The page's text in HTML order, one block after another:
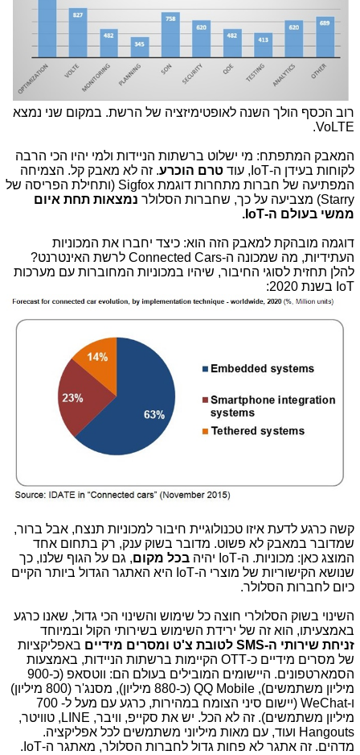
רוב הכסף הולך השנה לאופטימיזציה של הרשת. במקום שני נמצא
VoLTE.
המאבק המתפתח: מי ישלוט ברשתות הניידות ולמי יהיו הכי הרבה
לקוחות בעידן ה-IoT, עוד
טרם הוכרע. זה לא מאבק קל. הצמיחה
המפתיעה של חברות מתחרות דוגמת Sigfox (ותחילת הפריסה של
Starry) מצביעה על כך, שחברות הסלולר
נמצאות תחת איום
ממשי בעולם ה-IoT.
דוגמה מובהקת למאבק הזה הוא: כיצד יחברו את המכוניות
העתידיות, מה שמכונה ה-Connected Cars לרשת האינטרנט?
להלן תחזית לסוגי החיבור, שיהיו במכוניות המחוברות עם מערכות
IoT בשנת 2020:
קשה כרגע לדעת איזו טכנולוגיית חיבור למכוניות תנצח, אבל ברור,
שמדובר במאבק לא פשוט. מדובר בשוק ענק, רק בתחום אחד
המוצג כאן: מכוניות. ה-IoT יהיה
בכל מקום, גם על הגוף שלנו, כך
שנושא הקישוריות של מוצרי ה-IoT היא האתגר הגדול ביותר הקיים
כיום לחברות הסלולר.
השינוי בשוק הסלולרי חוצה כל שימוש והשינוי הכי גדול, שאנו כרגע
באמצעיתו, הוא זה של ירידת השימוש בשירותי הקול ובמיוחד
זניחת שירותי ה-SMS לטובת צ'ט ומסרים מידיים
באפליקציות
של מסרים מידיים כ-OTT הקיימות ברשתות הניידות, באמצעות
הסמארטפונים. היישומים המובילים בעולם הם: ווטסאפ (כ-900
מיליון משתמשים), QQ Mobile (כ-880 מיליון), מסנג'ר (800 מיליון)
ו-WeChat (יישום סיני הצומח במהירות, כרגע עם מעל ל- 700
מיליון משתמשים). זה לא הכל. יש את סקייפ, וויבר, LINE, טוויטר,
Hangouts ועוד, עם מאות מיליוני משתמשים לכל אפליקציה.
מדהים. זה אתגר לא פחות גדול לחברות הסלולר, מאתגר ה-IoT.